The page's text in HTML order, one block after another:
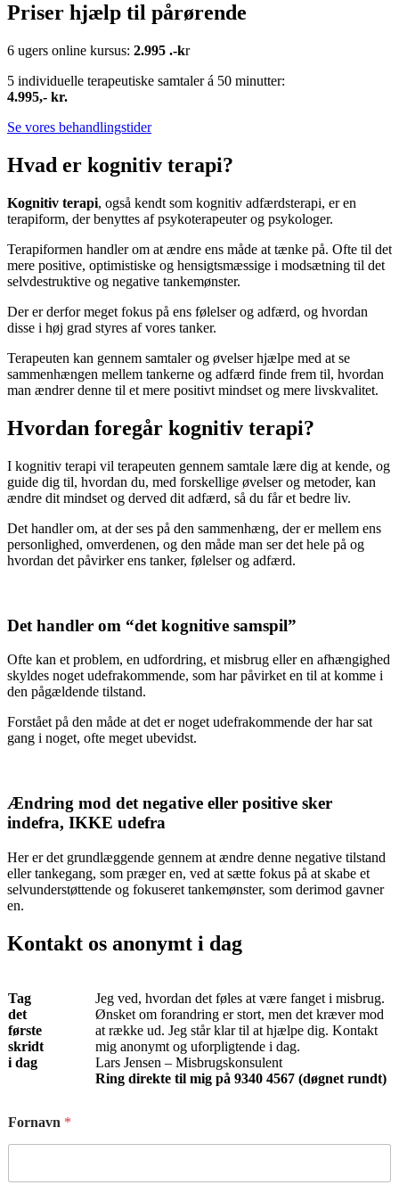
Priser hjælp til pårørende
6 ugers online kursus: 2.995 .-kr
5 individuelle terapeutiske samtaler á 50 minutter:
4.995,- kr.
Se vores behandlingstider
Hvad er kognitiv terapi?
Kognitiv terapi, også kendt som kognitiv adfærdsterapi, er en
terapiform, der benyttes af psykoterapeuter og psykologer.
Terapiformen handler om at ændre ens måde at tænke på. Ofte til det
mere positive, optimistiske og hensigtsmæssige i modsætning til det
selvdestruktive og negative tankemønster.
Der er derfor meget fokus på ens følelser og adfærd, og hvordan
disse i høj grad styres af vores tanker.
Terapeuten kan gennem samtaler og øvelser hjælpe med at se
sammenhængen mellem tankerne og adfærd finde frem til, hvordan
man ændrer denne til et mere positivt mindset og mere livskvalitet.
Hvordan foregår kognitiv terapi?
I kognitiv terapi vil terapeuten gennem samtale lære dig at kende, og
guide dig til, hvordan du, med forskellige øvelser og metoder, kan
ændre dit mindset og derved dit adfærd, så du får et bedre liv.
Det handler om, at der ses på den sammenhæng, der er mellem ens
personlighed, omverdenen, og den måde man ser det hele på og
hvordan det påvirker ens tanker, følelser og adfærd.
Det handler om “det kognitive samspil”
Ofte kan et problem, en udfordring, et misbrug eller en afhængighed
skyldes noget udefrakommende, som har påvirket en til at komme i
den pågældende tilstand.
Forstået på den måde at det er noget udefrakommende der har sat
gang i noget, ofte meget ubevidst.
Ændring mod det negative eller positive sker
indefra, IKKE udefra
Her er det grundlæggende gennem at ændre denne negative tilstand
eller tankegang, som præger en, ved at sætte fokus på at skabe et
selvunderstøttende og fokuseret tankemønster, som derimod gavner
en.
Kontakt os anonymt i dag
Tag
det
første
skridt
i dag
Jeg ved, hvordan det føles at være fanget i misbrug.
Ønsket om forandring er stort, men det kræver mod
at række ud. Jeg står klar til at hjælpe dig. Kontakt
mig anonymt og uforpligtende i dag.
Lars Jensen – Misbrugskonsulent
Ring direkte til mig på 9340 4567 (døgnet rundt)
Fornavn *